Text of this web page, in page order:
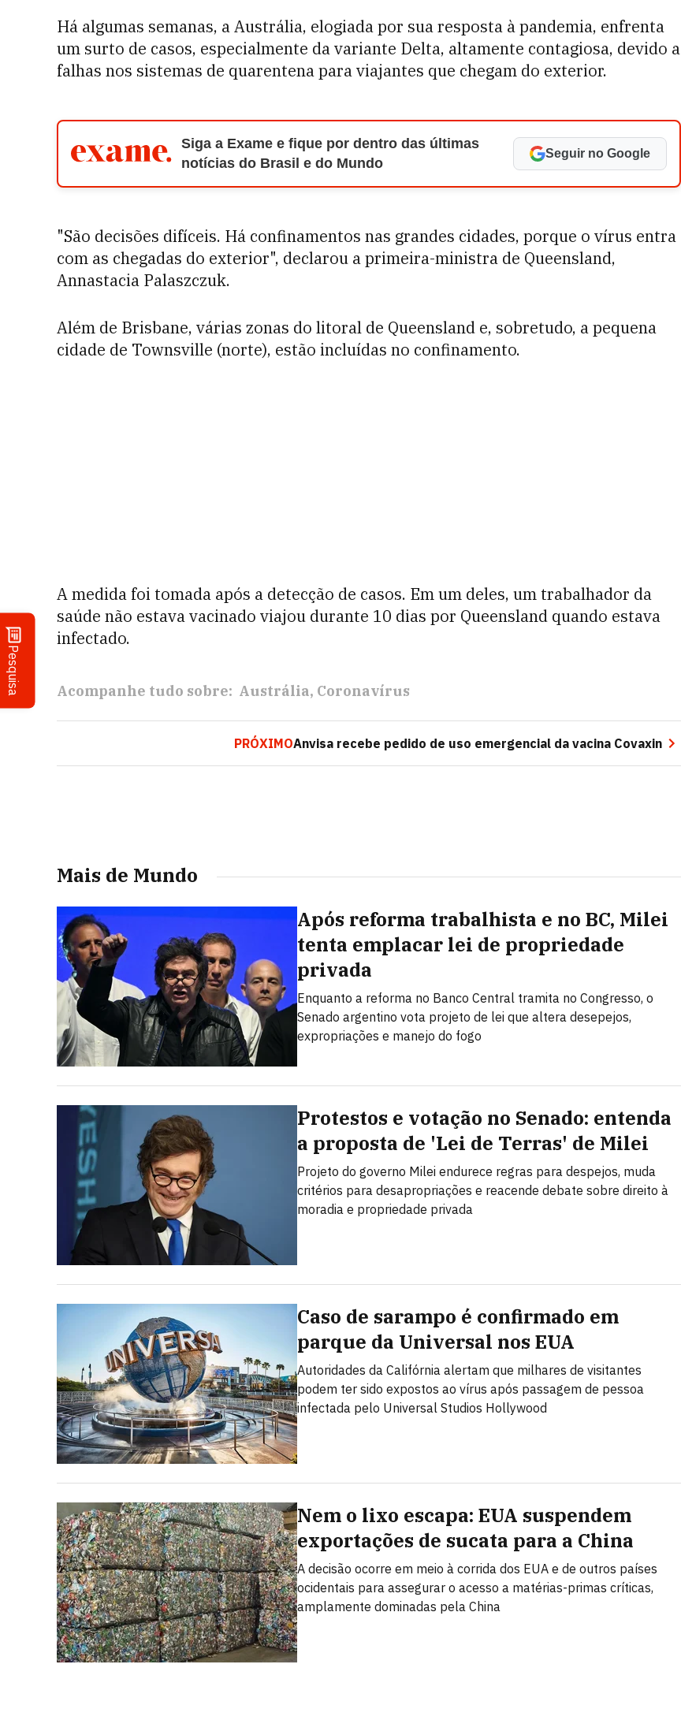
Pesquisa
Há algumas semanas, a Austrália, elogiada por sua resposta à pandemia, enfrenta
um surto de casos, especialmente da variante Delta, altamente contagiosa, devido a
falhas nos sistemas de quarentena para viajantes que chegam do exterior.
Siga a Exame e fique por dentro das últimas
notícias do Brasil e do Mundo
Seguir no Google
"São decisões difíceis. Há confinamentos nas grandes cidades, porque o vírus entra
com as chegadas do exterior", declarou a primeira-ministra de Queensland,
Annastacia Palaszczuk.
Além de Brisbane, várias zonas do litoral de Queensland e, sobretudo, a pequena
cidade de Townsville (norte), estão incluídas no confinamento.
A medida foi tomada após a detecção de casos. Em um deles, um trabalhador da
saúde não estava vacinado viajou durante 10 dias por Queensland quando estava
infectado.
Acompanhe tudo sobre: Austrália Coronavírus
PRÓXIMOAnvisa recebe pedido de uso emergencial da vacina Covaxin
Mais de Mundo
Após reforma trabalhista e no BC, Milei
tenta emplacar lei de propriedade
privada
Enquanto a reforma no Banco Central tramita no Congresso, o
Senado argentino vota projeto de lei que altera desepejos,
expropriações e manejo do fogo
Protestos e votação no Senado: entenda
a proposta de 'Lei de Terras' de Milei
Projeto do governo Milei endurece regras para despejos, muda
critérios para desapropriações e reacende debate sobre direito à
moradia e propriedade privada
Caso de sarampo é confirmado em
parque da Universal nos EUA
Autoridades da Califórnia alertam que milhares de visitantes
podem ter sido expostos ao vírus após passagem de pessoa
infectada pelo Universal Studios Hollywood
Nem o lixo escapa: EUA suspendem
exportações de sucata para a China
A decisão ocorre em meio à corrida dos EUA e de outros países
ocidentais para assegurar o acesso a matérias-primas críticas,
amplamente dominadas pela China